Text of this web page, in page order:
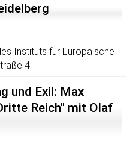
Instituts für Europäische
4
und Exil: Max
Reich" mit Olaf